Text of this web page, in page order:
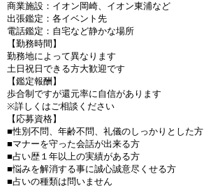
商業施設：イオン岡崎、イオン東浦など
出張鑑定：各イベント先
電話鑑定：自宅など静かな場所
【勤務時間】
勤務地によって異なります
土日祝日できる方大歓迎です
【鑑定報酬】
歩合制ですが還元率に自信があります
※詳しくはご相談ください
【応募資格】
■性別不問、年齢不問、礼儀のしっかりとした方
■マナーを守った会話が出来る方
■占い歴１年以上の実績がある方
■悩みを解消する事に誠心誠意尽くせる方
■占いの種類は問いません